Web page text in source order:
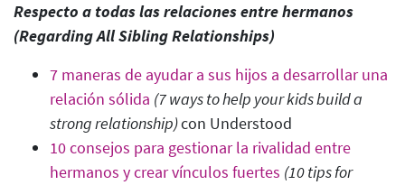
Respecto a todas las relaciones entre hermanos
(Regarding All Sibling Relationships)
7 maneras de ayudar a sus hijos a desarrollar una
relación sólida (7 ways to help your kids build a
strong relationship)con Understood
10 consejos para gestionar la rivalidad entre
hermanos y crear vínculos fuertes (10 tips for